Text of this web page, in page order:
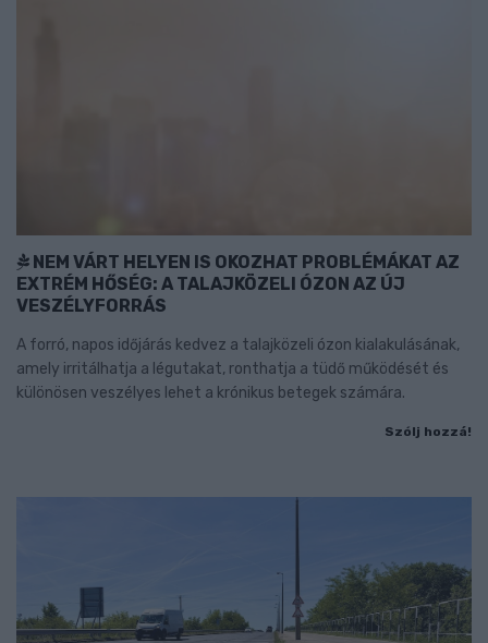
NEM VÁRT HELYEN IS OKOZHAT PROBLÉMÁKAT AZ
EXTRÉM HŐSÉG: A TALAJKÖZELI ÓZON AZ ÚJ
VESZÉLYFORRÁS
A forró, napos időjárás kedvez a talajközeli ózon kialakulásának,
amely irritálhatja a légutakat, ronthatja a tüdő működését és
különösen veszélyes lehet a krónikus betegek számára.
Szólj hozzá!